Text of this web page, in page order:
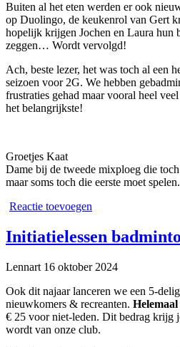
Buiten al het eten werden er ook
op Duolingo, de keukenrol van Gert
hopelijk krijgen Jochen en Laura hun
zeggen… Wordt vervolgd!
Ach, beste lezer, het was toch al een
seizoen voor 2G. We hebben
frustraties gehad maar vooral heel
het belangrijkste!
Groetjes Kaat
Dame bij de tweede mixploeg die
maar soms toch die eerste moet spelen.
Reactie toevoegen
Initiatielessen
Lennart 16 oktober 2024
Ook dit najaar lanceren we een 5-
nieuwkomers & recreanten.
€ 25 voor niet-leden. Dit bedrag krijg
wordt van onze club.